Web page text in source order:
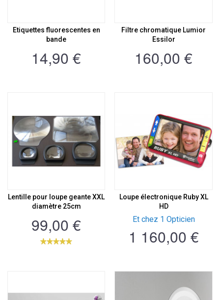
Etiquettes fluorescentes en
bande
14,90 €
Filtre chromatique Lumior
Essilor
160,00 €
Lentille pour loupe geante XXL
diamètre 25cm
99,00 €
Loupe électronique Ruby XL
HD
Et chez 1 Opticien
1 160,00 €